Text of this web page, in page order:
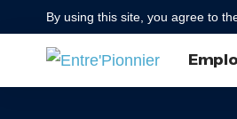
By using this site, you agree to